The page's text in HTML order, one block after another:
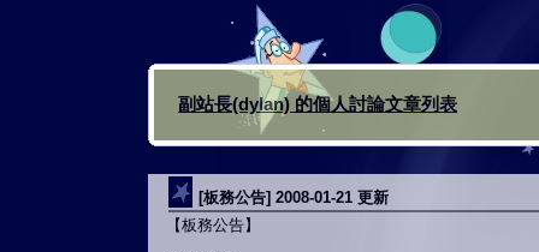
副站長(dylan) 的個人討論文章列表
[板務公告] 2008-01-21 更新
【板務公告】